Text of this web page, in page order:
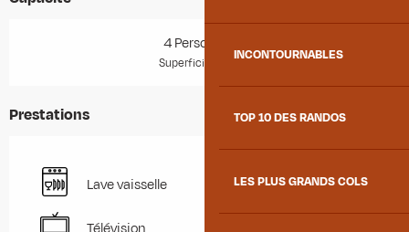
INCONTOURNABLES
TOP 10 DES RANDOS
LES PLUS GRANDS COLS
4 Personne(s)
Superficie : 35 m2
Prestations
Lave vaisselle